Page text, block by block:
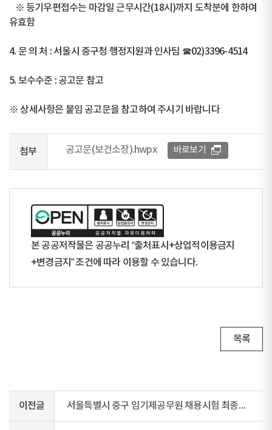
※ 등기우편접수는 마감일 근무시간(18시)까지 도착분에 한하여
유효함
4. 문 의 처 : 서울시 중구청 행정지원과 인사팀 ☎02)3396-4514
5. 보수수준 : 공고문 참고
※ 상세사항은 붙임 공고문을 참고하여 주시기 바랍니다
첨부 공고문(보건소장).hwpx 바로보기
본 공공저작물은 공공누리 “출처표시+상업적이용금지
+변경금지” 조건에 따라 이용할 수 있습니다.
목록
이전글 서울특별시 중구 임기제공무원 채용시험 최종합격자 공고(정신건강전문요원)